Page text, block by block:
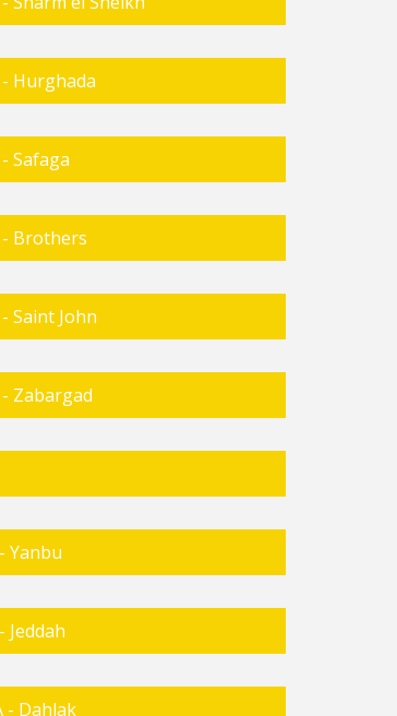
- Hurghada
Safaga
- Brothers
Saint John
Zabargad
Yanbu
Jeddah
- Dahlak